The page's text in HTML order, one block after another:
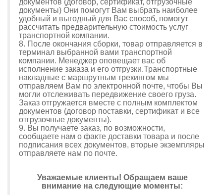
документов (договор, сертификат, отгрузочные
документы) Они помогут Вам выбрать наиболее
удобный и выгодный для Вас способ, помогут
рассчитать предварительную стоимость услуг
транспортной компании.
8. После окончания сборки, товар отправляется в
терминал выбранной вами транспортной
компании. Менеджер оповещает вас об
исполнение заказа и его отгрузки.Транспортные
накладные с маршрутным трекингом мы
отправляем Вам по электронной почте, чтобы Вы
могли отслеживать передвижение своего груза.
Заказ отгружается вместе с полным комплектом
документов (договор поставки, сертификат и все
отгрузочные документы).
9. Вы получаете заказ, по возможности,
сообщаете нам о факте доставки товара и после
подписания всех документов, вторые экземпляры
отправляете нам по почте.
Уважаемые клиенты! Обращаем ваше
внимание на следующие моменты: